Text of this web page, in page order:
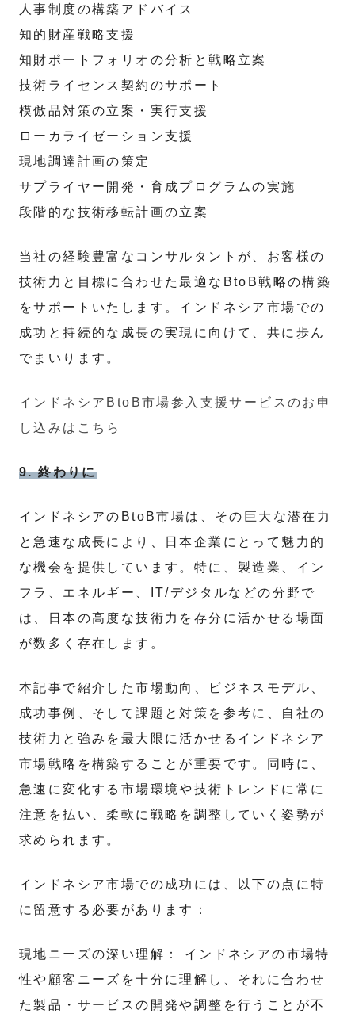
人事制度の構築アドバイス
知的財産戦略支援
知財ポートフォリオの分析と戦略立案
技術ライセンス契約のサポート
模倣品対策の立案・実行支援
ローカライゼーション支援
現地調達計画の策定
サプライヤー開発・育成プログラムの実施
段階的な技術移転計画の立案
当社の経験豊富なコンサルタントが、お客様の
技術力と目標に合わせた最適なBtoB戦略の構築
をサポートいたします。インドネシア市場での
成功と持続的な成長の実現に向けて、共に歩ん
でまいります。
インドネシアBtoB市場参入支援サービスのお申
し込みはこちら
9. 終わりに
インドネシアのBtoB市場は、その巨大な潜在力
と急速な成長により、日本企業にとって魅力的
な機会を提供しています。特に、製造業、イン
フラ、エネルギー、IT/デジタルなどの分野で
は、日本の高度な技術力を存分に活かせる場面
が数多く存在します。
本記事で紹介した市場動向、ビジネスモデル、
成功事例、そして課題と対策を参考に、自社の
技術力と強みを最大限に活かせるインドネシア
市場戦略を構築することが重要です。同時に、
急速に変化する市場環境や技術トレンドに常に
注意を払い、柔軟に戦略を調整していく姿勢が
求められます。
インドネシア市場での成功には、以下の点に特
に留意する必要があります：
現地ニーズの深い理解： インドネシアの市場特
性や顧客ニーズを十分に理解し、それに合わせ
た製品・サービスの開発や調整を行うことが不